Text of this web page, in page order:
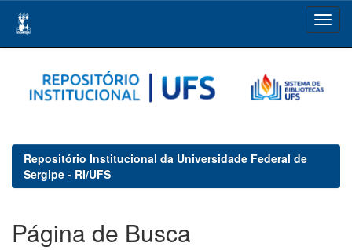
navigation
Repositório Institucional da Universidade Federal de
Sergipe - RI/UFS
Página de Busca